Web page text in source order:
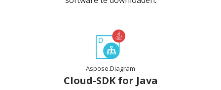
Aspose.Diagram
Cloud-SDK for Java